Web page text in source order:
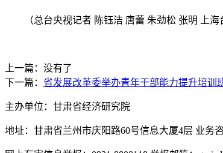
（总台央视记者 陈钰洁 唐蕾 朱劲松 张明 上海
上一篇：没有了
下一篇： 省发展改革委举办青年干部能力提升培训
主办单位：甘肃省经济研究院
地址：甘肃省兰州市庆阳路60号信息大厦4层 业务